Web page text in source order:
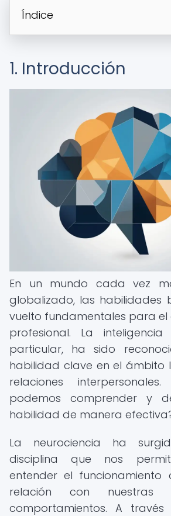
Índice
1. Introducción
En un mundo cada vez
globalizado, las habilidades
vuelto fundamentales para el
profesional. La inteligencia
particular, ha sido
habilidad clave en el ámbito
relaciones
podemos comprender y
habilidad de manera
La neurociencia ha
disciplina que nos
entender el funcionamiento
relación con nuestras
comportamientos. A